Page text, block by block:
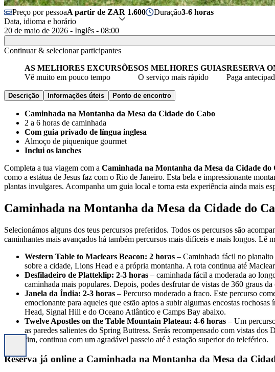
Preço por pessoaA partir de ZAR 1.600 Duração3-6 horas
Data, idioma e horário
20 de maio de 2026 - Inglês - 08:00
Continuar & selecionar participantes
AS MELHORES EXCURSÕES
Vê muito em pouco tempo
OS MELHORES GUIAS
O serviço mais rápido
RESERVA
Paga
Descrição Informações úteis Ponto de encontro
Caminhada na Montanha da Mesa da Cidade do Cabo
2 a 6 horas de caminhada
Com guia privado de língua inglesa
Almoço de piquenique gourmet
Inclui os lanches
Completa a tua viagem com a Caminhada na Montanha da Mesa da Cidade do
como a estátua de Jesus faz com o Rio de Janeiro. Esta bela e impressionante
plantas invulgares. Acompanha um guia local e torna esta experiência ainda mais
Caminhada na Montanha da Mesa da Cidade do
Selecionámos alguns dos teus percursos preferidos. Todos os percursos são
caminhantes mais avançados há também percursos mais difíceis e mais longos. Lê
Western Table to Maclears Beacon: 2 horas – Caminhada fácil no
sobre a cidade, Lions Head e a própria montanha. A rota continua até
Desfiladeiro de Platteklip: 2-3 horas – caminhada fácil a moderada ao
caminhada mais populares. Depois, podes desfrutar de vistas de 360 graus
Janela da Índia: 2-3 horas – Percurso moderado a fraco. Este percurso
emocionante para aqueles que estão aptos a subir algumas encostas
Head, Signal Hill e do Oceano Atlântico e Camps Bay abaixo.
Twelve Apostles on the Table Mountain Plateau: 4-6 horas – Um
as paredes salientes do Spring Buttress. Serás recompensado com vistas
fim, continua com um agradável passeio até à estação superior do teleférico.
Reserva já online a Caminhada na Montanha da Mesa da